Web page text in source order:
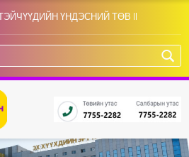
ҮНДЭСНИЙ ТӨВ II